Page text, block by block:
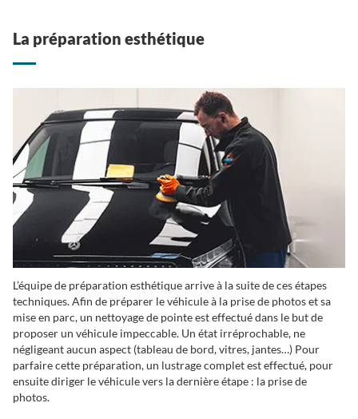
La préparation esthétique
L’équipe de préparation esthétique arrive à la suite de ces étapes
techniques. Afin de préparer le véhicule à la prise de photos et sa
mise en parc, un nettoyage de pointe est effectué dans le but de
proposer un véhicule impeccable. Un état irréprochable, ne
négligeant aucun aspect (tableau de bord, vitres, jantes…) Pour
parfaire cette préparation, un lustrage complet est effectué, pour
ensuite diriger le véhicule vers la dernière étape : la prise de
photos.